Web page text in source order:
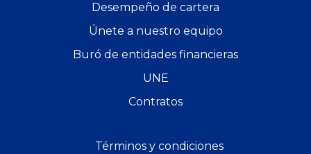
Desempeño de cartera
Únete a nuestro equipo
Buró de entidades financieras
UNE
Contratos
Términos y condiciones